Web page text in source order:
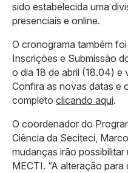
sido estabelecida uma
presenciais e online.
O cronograma também
Inscrições e Submissão
o dia 18 de abril (18.04) e
Confira as novas datas e
completo clicando aqui.
O coordenador do
Ciência da Seciteci,
mudanças irão
MECTI. “A alteração